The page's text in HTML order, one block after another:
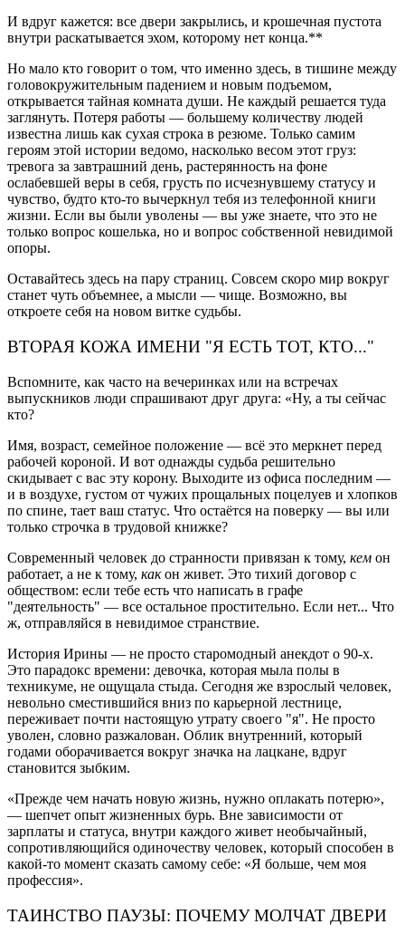
И вдруг кажется: все двери закрылись, и крошечная пустота
внутри раскатывается эхом, которому нет конца.**
Но мало кто говорит о том, что именно здесь, в тишине между
головокружительным падением и новым подъемом,
открывается тайная комната души. Не каждый решается туда
заглянуть. Потеря работы — большему количеству людей
известна лишь как сухая строка в резюме. Только самим
героям этой истории ведомо, насколько весом этот груз:
тревога за завтрашний день, растерянность на фоне
ослабевшей веры в себя, грусть по исчезнувшему статусу и
чувство, будто кто-то вычеркнул тебя из телефонной книги
жизни. Если вы были уволены — вы уже знаете, что это не
только вопрос кошелька, но и вопрос собственной невидимой
опоры.
Оставайтесь здесь на пару страниц. Совсем скоро мир вокруг
станет чуть объемнее, а мысли — чище. Возможно, вы
откроете себя на новом витке судьбы.
ВТОРАЯ КОЖА ИМЕНИ "Я ЕСТЬ ТОТ, КТО..."
Вспомните, как часто на вечеринках или на встречах
выпускников люди спрашивают друг друга: «Ну, а ты сейчас
кто?
Имя, возраст, семейное положение — всё это меркнет перед
рабочей короной. И вот однажды судьба решительно
скидывает с вас эту корону. Выходите из офиса последним —
и в воздухе, густом от чужих прощальных поцелуев и хлопков
по спине, тает ваш статус. Что остаётся на поверку — вы или
только строчка в трудовой книжке?
Современный человек до странности привязан к тому, кем он
работает, а не к тому, какон живет. Это тихий договор с
обществом: если тебе есть что написать в графе
"деятельность" — все остальное простительно. Если нет... Что
ж, отправляйся в невидимое странствие.
История Ирины — не просто старомодный анекдот о 90-х.
Это парадокс времени: девочка, которая мыла полы в
техникуме, не ощущала стыда. Сегодня же взрослый человек,
невольно сместившийся вниз по карьерной лестнице,
переживает почти настоящую утрату своего "я". Не просто
уволен, словно разжалован. Облик внутренний, который
годами оборачивается вокруг значка на лацкане, вдруг
становится зыбким.
«Прежде чем начать новую жизнь, нужно оплакать потерю»,
— шепчет опыт жизненных бурь. Вне зависимости от
зарплаты и статуса, внутри каждого живет необычайный,
сопротивляющийся одиночеству человек, который способен в
какой-то момент сказать самому себе: «Я больше, чем моя
профессия».
ТАИНСТВО ПАУЗЫ: ПОЧЕМУ МОЛЧАТ ДВЕРИ